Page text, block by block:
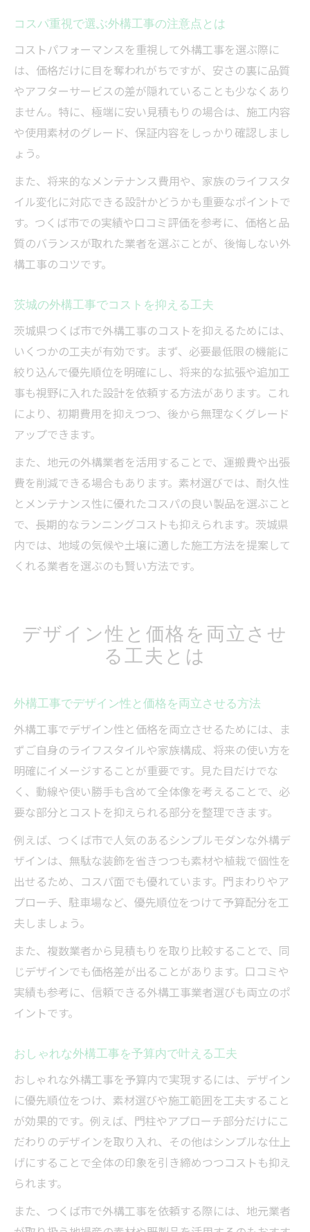
コスパ重視で選ぶ外構工事の注意点とは
コストパフォーマンスを重視して外構工事を選ぶ際に
は、価格だけに目を奪われがちですが、安さの裏に品質
やアフターサービスの差が隠れていることも少なくあり
ません。特に、極端に安い見積もりの場合は、施工内容
や使用素材のグレード、保証内容をしっかり確認しまし
ょう。
また、将来的なメンテナンス費用や、家族のライフスタ
イル変化に対応できる設計かどうかも重要なポイントで
す。つくば市での実績や口コミ評価を参考に、価格と品
質のバランスが取れた業者を選ぶことが、後悔しない外
構工事のコツです。
茨城の外構工事でコストを抑える工夫
茨城県つくば市で外構工事のコストを抑えるためには、
いくつかの工夫が有効です。まず、必要最低限の機能に
絞り込んで優先順位を明確にし、将来的な拡張や追加工
事も視野に入れた設計を依頼する方法があります。これ
により、初期費用を抑えつつ、後から無理なくグレード
アップできます。
また、地元の外構業者を活用することで、運搬費や出張
費を削減できる場合もあります。素材選びでは、耐久性
とメンテナンス性に優れたコスパの良い製品を選ぶこと
で、長期的なランニングコストも抑えられます。茨城県
内では、地域の気候や土壌に適した施工方法を提案して
くれる業者を選ぶのも賢い方法です。
デザイン性と価格を両立させ
る工夫とは
外構工事でデザイン性と価格を両立させる方法
外構工事でデザイン性と価格を両立させるためには、ま
ずご自身のライフスタイルや家族構成、将来の使い方を
明確にイメージすることが重要です。見た目だけでな
く、動線や使い勝手も含めて全体像を考えることで、必
要な部分とコストを抑えられる部分を整理できます。
例えば、つくば市で人気のあるシンプルモダンな外構デ
ザインは、無駄な装飾を省きつつも素材や植栽で個性を
出せるため、コスパ面でも優れています。門まわりやア
プローチ、駐車場など、優先順位をつけて予算配分を工
夫しましょう。
また、複数業者から見積もりを取り比較することで、同
じデザインでも価格差が出ることがあります。口コミや
実績も参考に、信頼できる外構工事業者選びも両立のポ
イントです。
おしゃれな外構工事を予算内で叶える工夫
おしゃれな外構工事を予算内で実現するには、デザイン
に優先順位をつけ、素材選びや施工範囲を工夫すること
が効果的です。例えば、門柱やアプローチ部分だけにこ
だわりのデザインを取り入れ、その他はシンプルな仕上
げにすることで全体の印象を引き締めつつコストも抑え
られます。
また、つくば市で外構工事を依頼する際には、地元業者